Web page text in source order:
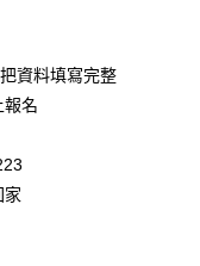
資料填寫完整
報名
家